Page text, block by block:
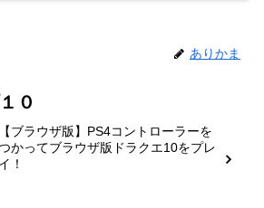
ありかま
０
【ブラウザ版】PS4コントローラーを
かってブラウザ版ドラクエ10をプレ
イ！